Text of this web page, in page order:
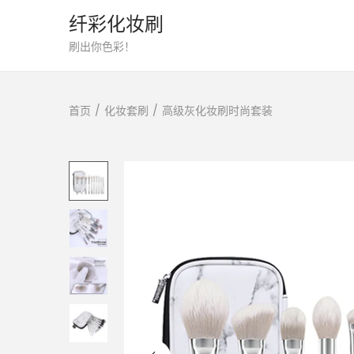
转
航
跳
容
纤彩化妆刷
刷出你色彩！
首页 / 化妆套刷 / 高级灰化妆刷时尚套装